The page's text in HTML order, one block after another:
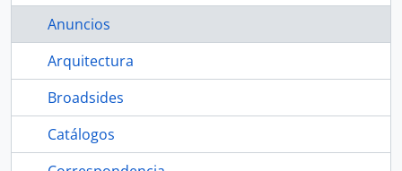
Anuncios
Arquitectura
Broadsides
Catálogos